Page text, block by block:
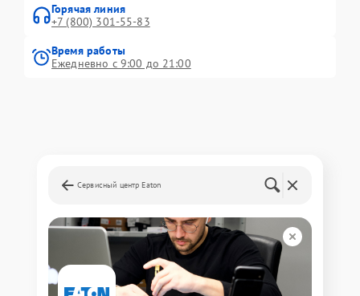
Горячая линия
+7 (800) 301-55-83
Время работы
Ежедневно с 9:00 до 21:00
Сервисный центр Eaton